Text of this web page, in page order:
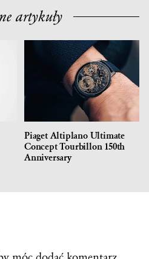
artykuły
Piaget Altiplano Ultimate
Concept Tourbillon 150th
Anniversary